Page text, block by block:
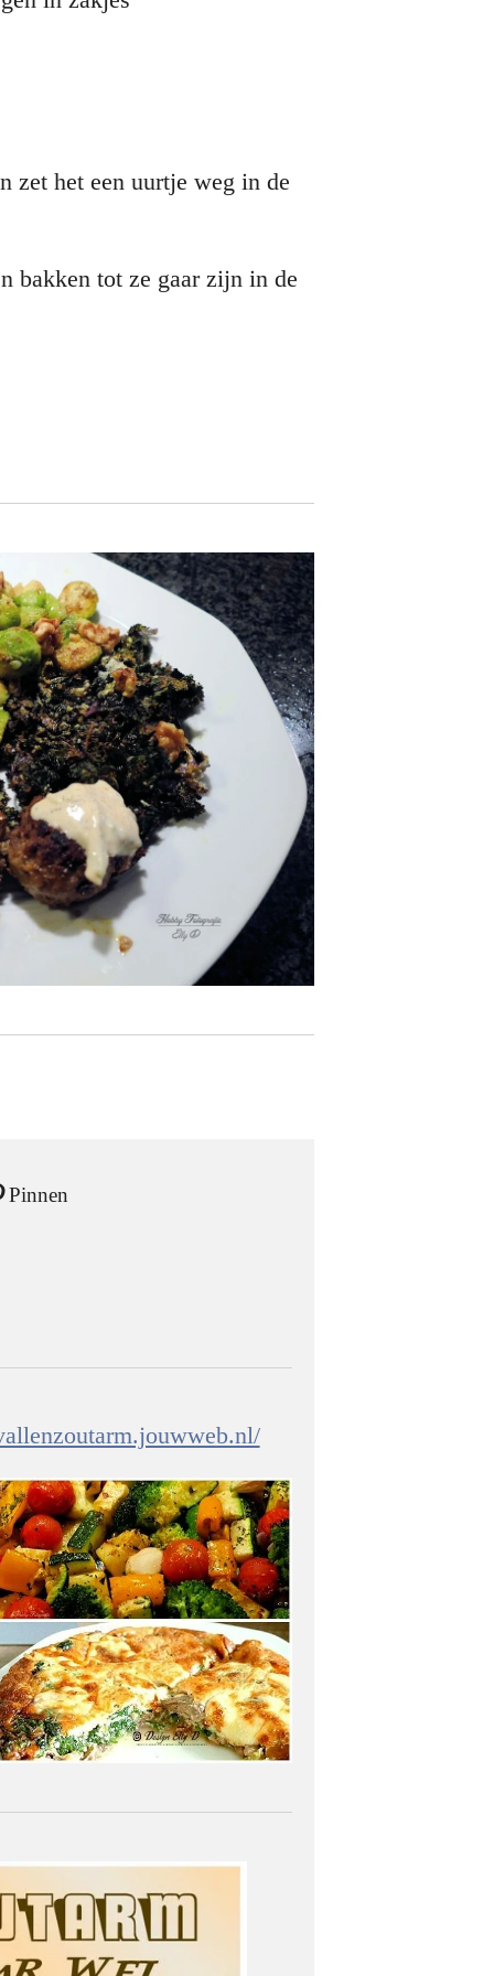
zet het een uurtje weg in de
bakken tot ze gaar zijn in de
Pinnen